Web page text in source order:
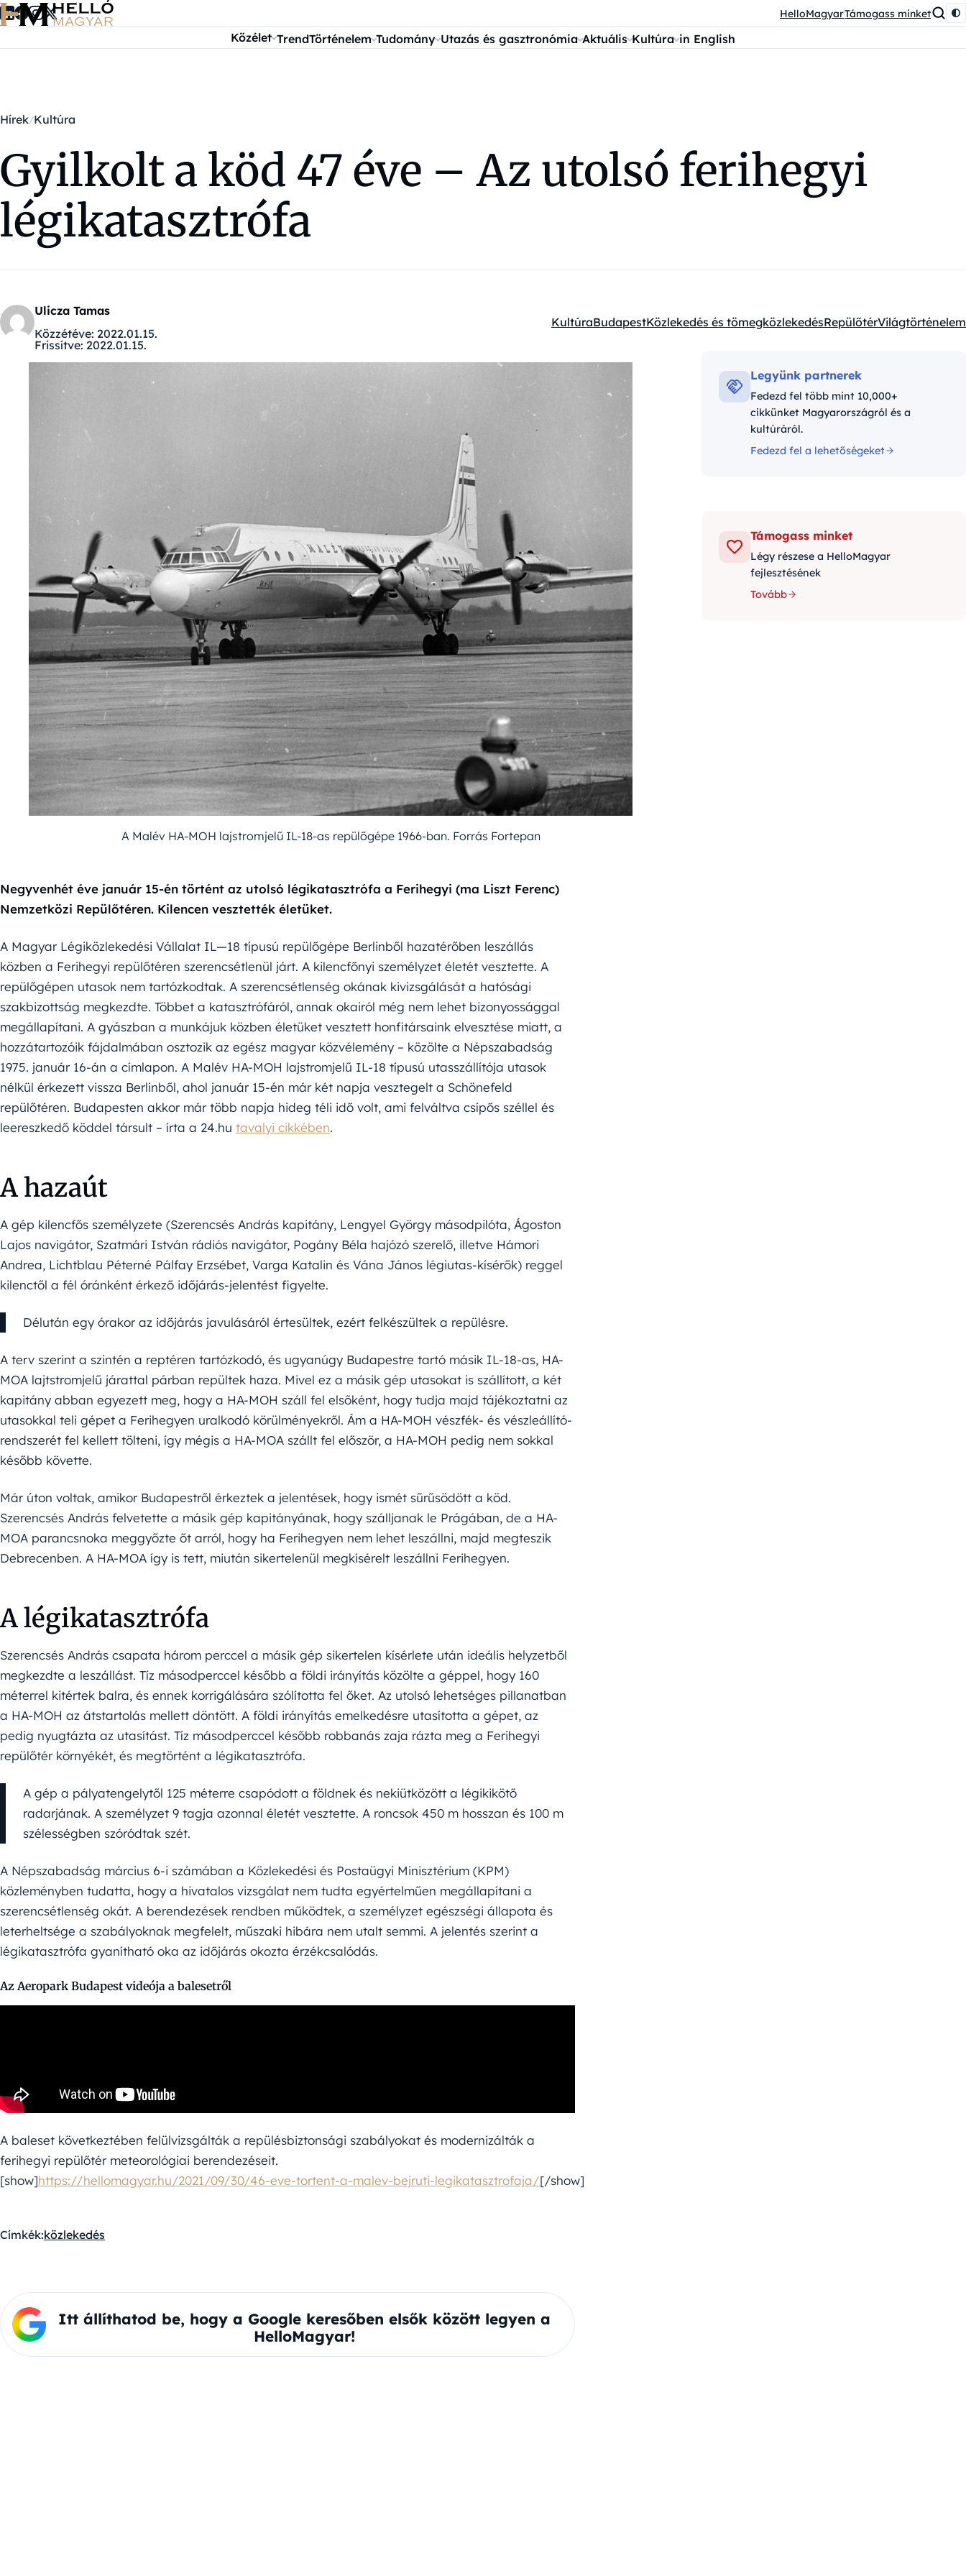
Ugrás a tartalomra HelloMagyarTámogass minket
Közélet TrendTörténelem Tudomány Utazás és gasztronómia Aktuális Kultúra in English
Hírek Kultúra
Gyilkolt a köd 47 éve – Az utolsó ferihegyi
légikatasztrófa
Ulicza Tamas
Közzétéve: 2022.01.15.
Frissítve: 2022.01.15.
Kategóriák:
KultúraBudapestKözlekedés és tömegközlekedésRepülőtérVilágtörténelem
A Malév HA-MOH lajstromjelű IL-18-as repülőgépe 1966-ban. Forrás Fortepan
Negyvenhét éve január 15-én történt az utolsó légikatasztrófa a Ferihegyi (ma Liszt Ferenc)
Nemzetközi Repülőtéren. Kilencen vesztették életüket.
A Magyar Légiközlekedési Vállalat IL—18 típusú repülőgépe Berlinből hazatérőben leszállás
közben a Ferihegyi repülőtéren szerencsétlenül járt. A kilencfőnyi személyzet életét vesztette. A
repülőgépen utasok nem tartózkodtak. A szerencsétlenség okának kivizsgálását a hatósági
szakbizottság megkezdte. Többet a katasztrófáról, annak okairól még nem lehet bizonyossággal
megállapítani. A gyászban a munkájuk közben életüket vesztett honfitársaink elvesztése miatt, a
hozzátartozóik fájdalmában osztozik az egész magyar közvélemény – közölte a Népszabadság
1975. január 16-án a címlapon. A Malév HA-MOH lajstromjelű IL-18 típusú utasszállítója utasok
nélkül érkezett vissza Berlinből, ahol január 15-én már két napja vesztegelt a Schönefeld
repülőtéren. Budapesten akkor már több napja hideg téli idő volt, ami felváltva csípős széllel és
leereszkedő köddel társult – írta a 24.hu tavalyi cikkében.
A hazaút
A gép kilencfős személyzete (Szerencsés András kapitány, Lengyel György másodpilóta, Ágoston
Lajos navigátor, Szatmári István rádiós navigátor, Pogány Béla hajózó szerelő, illetve Hámori
Andrea, Lichtblau Péterné Pálfay Erzsébet, Varga Katalin és Vána János légiutas-kísérők) reggel
kilenctől a fél óránként érkező időjárás-jelentést figyelte.
Délután egy órakor az időjárás javulásáról értesültek, ezért felkészültek a repülésre.
A terv szerint a szintén a reptéren tartózkodó, és ugyanúgy Budapestre tartó másik IL-18-as, HA-
MOA lajtstromjelű járattal párban repültek haza. Mivel ez a másik gép utasokat is szállított, a két
kapitány abban egyezett meg, hogy a HA-MOH száll fel elsőként, hogy tudja majd tájékoztatni az
utasokkal teli gépet a Ferihegyen uralkodó körülményekről. Ám a HA-MOH vészfék- és vészleállító-
rendszerét fel kellett tölteni, így mégis a HA-MOA szállt fel először, a HA-MOH pedig nem sokkal
később követte.
Már úton voltak, amikor Budapestről érkeztek a jelentések, hogy ismét sűrűsödött a köd.
Szerencsés András felvetette a másik gép kapitányának, hogy szálljanak le Prágában, de a HA-
MOA parancsnoka meggyőzte őt arról, hogy ha Ferihegyen nem lehet leszállni, majd megteszik
Debrecenben. A HA-MOA így is tett, miután sikertelenül megkísérelt leszállni Ferihegyen.
A légikatasztrófa
Szerencsés András csapata három perccel a másik gép sikertelen kísérlete után ideális helyzetből
megkezdte a leszállást. Tíz másodperccel később a földi irányítás közölte a géppel, hogy 160
méterrel kitértek balra, és ennek korrigálására szólította fel őket. Az utolsó lehetséges pillanatban
a HA-MOH az átstartolás mellett döntött. A földi irányítás emelkedésre utasította a gépet, az
pedig nyugtázta az utasítást. Tíz másodperccel később robbanás zaja rázta meg a Ferihegyi
repülőtér környékét, és megtörtént a légikatasztrófa.
A gép a pályatengelytől 125 méterre csapódott a földnek és nekiütközött a légikikötő
radarjának. A személyzet 9 tagja azonnal életét vesztette. A roncsok 450 m hosszan és 100 m
szélességben szóródtak szét.
A Népszabadság március 6-i számában a Közlekedési és Postaügyi Minisztérium (KPM)
közleményben tudatta, hogy a hivatalos vizsgálat nem tudta egyértelműen megállapítani a
szerencsétlenség okát. A berendezések rendben működtek, a személyzet egészségi állapota és
leterheltsége a szabályoknak megfelelt, műszaki hibára nem utalt semmi. A jelentés szerint a
légikatasztrófa gyanítható oka az időjárás okozta érzékcsalódás.
Az Aeropark Budapest videója a balesetről
A baleset következtében felülvizsgálták a repülésbiztonsági szabályokat és modernizálták a
ferihegyi repülőtér meteorológiai berendezéseit.
[show]https://hellomagyar.hu/2021/09/30/46-eve-tortent-a-malev-bejruti-legikatasztrofaja/[/show]
Címkék:közlekedés
Itt állíthatod be, hogy a Google keresőben elsők között legyen a
HelloMagyar!
Legyünk partnerek
Fedezd fel több mint 10,000+
cikkünket Magyarországról és a
kultúráról.
Fedezd fel a lehetőségeket
Támogass minket
Légy részese a HelloMagyar
fejlesztésének
Tovább